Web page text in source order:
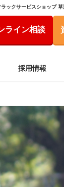
ックサービスショップ
ライン相談
採用情報